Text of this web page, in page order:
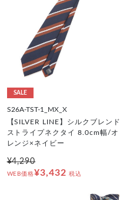
SALE
S26A-TST-1_MX_X
【SILVER LINE】シルクブレンド
ストライプネクタイ 8.0cm幅/オ
レンジ×ネイビー
¥4,290
WEB価格¥3,432 税込